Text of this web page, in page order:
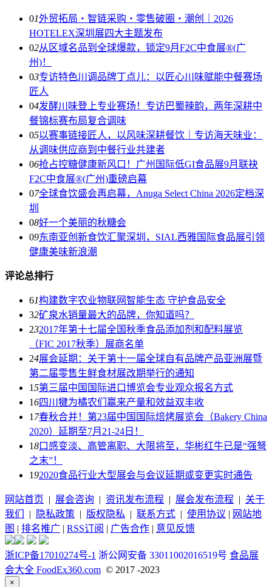
01外贸拓局・智链采购・零售破圈・潮创｜2026
HOTELEX深圳展四大主题发布
02从区域名品到全球爆款，锁定9月F2C中食展®(广
州)！
03专访特色川调品牌丁点儿：以匠心川味赋能中餐赛场
匠人
04发酵川味登上专业赛场！专访巴蜀辣韵，两年深耕中
餐锦标赛布局复合调味
05以赛事链接匠人，以风味深耕餐饮｜专访海天味业：
从调味供应商到中餐行业共建者
06抢占控糖健康新风口！广州国际低GI食品展9月联袂
F2C中食展®(广州)重磅启幕
07全球食饮盛会再启幕，Anuga Select China 2026定档深
圳
08好一个美丽的秋糖会
09东南亚创新食饮汇聚深圳，SIAL西雅国际食品展引领
健康美味新浪潮
评论总排行
61构建数字农业物联网智能生态 守护食品安全
32矿泉水销量最大的品牌，你知道吗？
232017年第十七届全国秋季食品添加剂和配料展览
（FIC 2017秋季）展商名单
24展会延期：关于第十一届全球自有品牌产品亚洲展暨
第二届零售生鲜食材展改期举行的通知
15第三届中国国际进口博览会专业观众报名方式
16四川犍为橘农们赢来产量和效益双丰收
1 7春秋合并！第23届中国国际焙烤展览会（Bakery China
2020）延期至7月21-24日！
18口感变淡、高管离职、大限将至，华彬红牛已是“强弩
之末”！
192020食品行业大型展会与会议延期或变更实时通告
网站首页 | 展会咨询 | 资讯发布流程 | 展会发布流程 | 关于
我们
| 隐私政策 | 版权隐私 | 联系方式 | 使用协议 | 网站地
图 | 排名推广 | RSS订阅 | 广告合作 | 意见反馈
浙ICP备17010274号-1 浙公网安备 33011002016519号 食品展
会大全 FoodEx360.com © 2017 -2023
×